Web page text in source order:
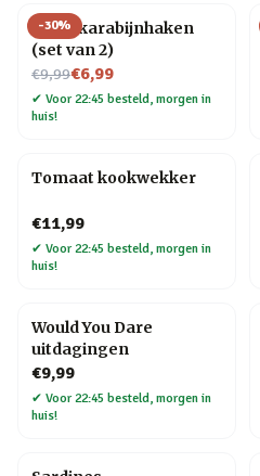
-30%
Hond karabijnhaken
(set van 2)
€9,99
Nu voor€6,99
✔ Voor 22:45 besteld, morgen in
huis!
Tomaat kookwekker
€11,99
✔ Voor 22:45 besteld, morgen in
huis!
Would You Dare
uitdagingen
€9,99
✔ Voor 22:45 besteld, morgen in
huis!